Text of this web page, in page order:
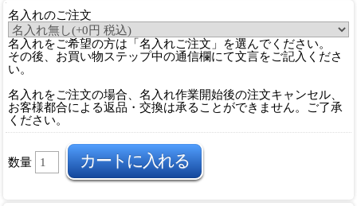
名入れのご注文
名入れをご希望の方は「名入れご注文」を選んでください。
その後、お買い物ステップ中の通信欄にて文言をご記入くださ
い。
名入れをご注文の場合、名入れ作業開始後の注文キャンセル、
お客様都合による返品・交換は承ることができません。ご了承
ください。
数量